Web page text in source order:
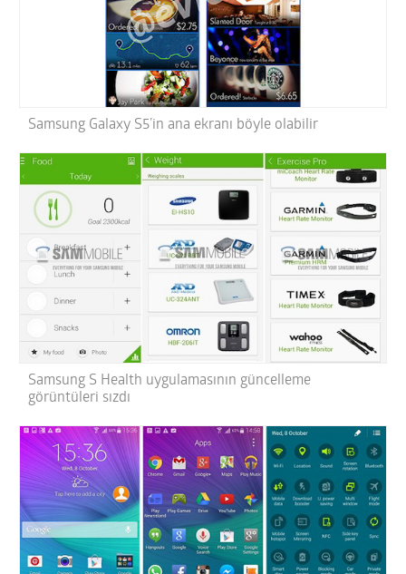
Samsung Galaxy S5’in ana ekranı böyle olabilir
Samsung S Health uygulamasının güncelleme
görüntüleri sızdı